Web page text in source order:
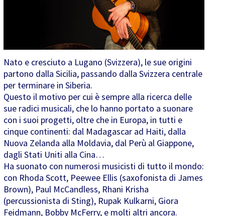
Nato e cresciuto a Lugano (Svizzera), le sue origini
partono dalla Sicilia, passando dalla Svizzera centrale
per terminare in Siberia.
Questo il motivo per cui è sempre alla ricerca delle
sue radici musicali, che lo hanno portato a suonare
con i suoi progetti, oltre che in Europa, in tutti e
cinque continenti: dal Madagascar ad Haiti, dalla
Nuova Zelanda alla Moldavia, dal Perù al Giappone,
dagli Stati Uniti alla Cina…
Ha suonato con numerosi musicisti di tutto il mondo:
con Rhoda Scott, Peewee Ellis (saxofonista di James
Brown), Paul McCandless, Rhani Krisha
(percussionista di Sting), Rupak Kulkarni, Giora
Feidmann, Bobby McFerry, e molti altri ancora.